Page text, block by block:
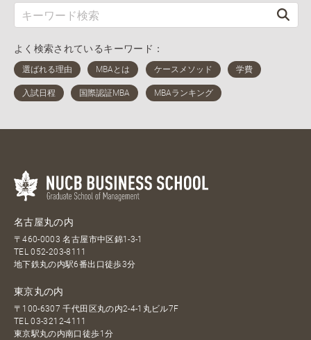
よく検索されているキーワード：
名古屋丸の内
〒460-0003 名古屋市中区錦1-3-1
TEL052-203-8111
地下鉄丸の内駅6番出口徒歩3分
東京丸の内
〒100-6307 千代田区丸の内2-4-1丸ビル7F
TEL03-3212-4111
東京駅丸の内南口徒歩1分